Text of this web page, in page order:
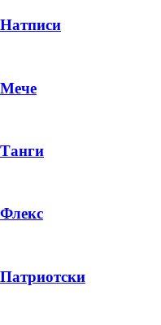
PRODUCT
Натписи
Мече
Танги
Флекс
Патриотски